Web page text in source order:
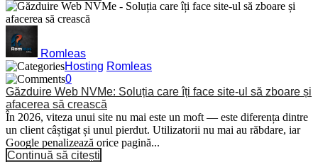
Romleas
Hosting Romleas
0
Găzduire Web NVMe: Soluția care îți face site-ul să zboare și
afacerea să crească
În 2026, viteza unui site nu mai este un moft — este diferența dintre
un client câștigat și unul pierdut. Utilizatorii nu mai au răbdare, iar
Google penalizează orice pagină...
Continuă să citești